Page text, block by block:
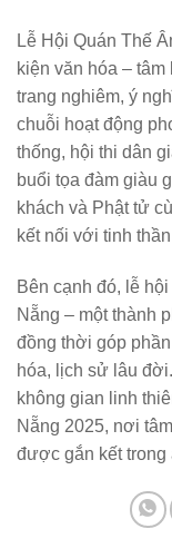
Lễ Hội Quán Thế
kiện văn hóa –
trang nghiêm, ý
chuỗi hoạt động
thống, hội thi dân
buổi tọa đàm giàu
khách và Phật tử
kết nối với tinh
Bên cạnh đó, lễ
Nẵng – một thành
đồng thời góp
hóa, lịch sử lâu
không gian linh
Nẵng 2025, nơi
được gắn kết trong